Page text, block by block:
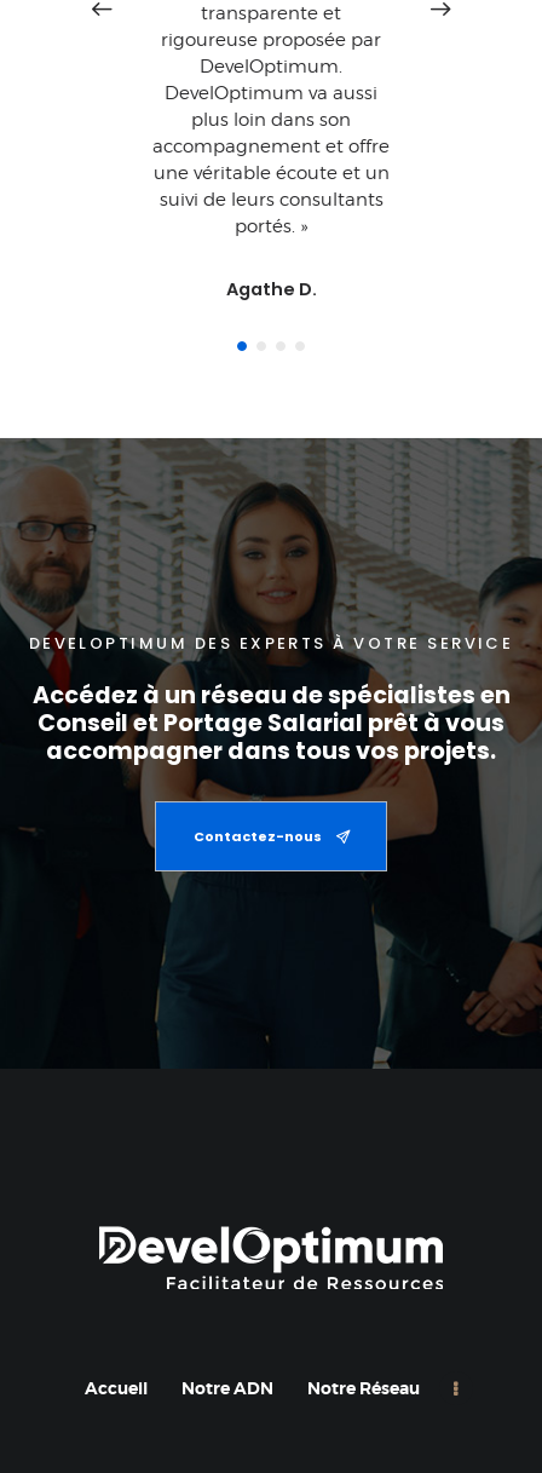
transparente et
rigoureuse proposée par
DevelOptimum.
DevelOptimum va aussi
plus loin dans son
accompagnement et offre
une véritable écoute et un
suivi de leurs consultants
portés. »
Agathe D.
DEVELOPTIMUM DES EXPERTS À VOTRE SERVICE
Accédez à un réseau de spécialistes en
Conseil et Portage Salarial prêt à vous
accompagner dans tous vos projets.
Contactez-nous
Accueil Notre ADN Notre Réseau